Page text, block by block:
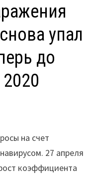
упал
до
на счет
27 апреля
коэффициента